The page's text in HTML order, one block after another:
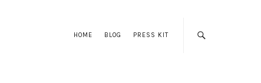
HOME BLOG PRESS KIT